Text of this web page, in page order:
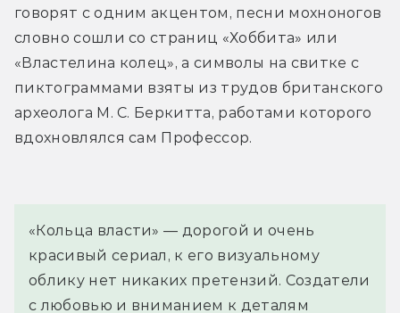
говорят с одним акцентом, песни мохноногов
словно сошли со страниц «Хоббита» или
«Властелина колец», а символы на свитке с
пиктограммами взяты из трудов британского
археолога М. С. Беркитта, работами которого
вдохновлялся сам Профессор.
«Кольца власти» — дорогой и очень
красивый сериал, к его визуальному
облику нет никаких претензий. Создатели
с любовью и вниманием к деталям